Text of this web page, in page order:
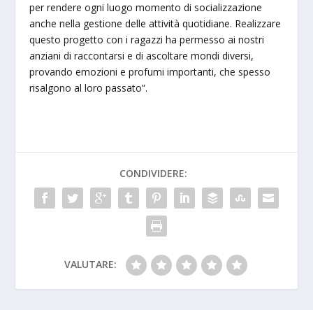
per rendere ogni luogo momento di socializzazione
anche nella gestione delle attività quotidiane. Realizzare
questo progetto con i ragazzi ha permesso ai nostri
anziani di raccontarsi e di ascoltare mondi diversi,
provando emozioni e profumi importanti, che spesso
risalgono al loro passato”.
CONDIVIDERE:
VALUTARE: